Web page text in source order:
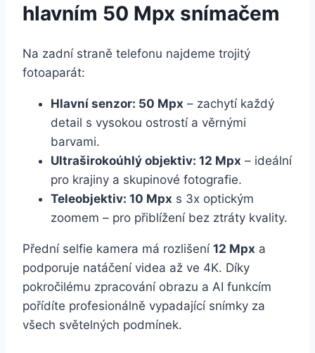
hlavním 50 Mpx snímačem
Na zadní straně telefonu najdeme trojitý
fotoaparát:
Hlavní senzor: 50 Mpx – zachytí každý
detail s vysokou ostrostí a věrnými
barvami.
Ultraširokoúhlý objektiv: 12 Mpx – ideální
pro krajiny a skupinové fotografie.
Teleobjektiv: 10 Mpx s 3x optickým
zoomem – pro přiblížení bez ztráty kvality.
Přední selfie kamera má rozlišení 12 Mpx a
podporuje natáčení videa až ve 4K. Díky
pokročilému zpracování obrazu a AI funkcím
pořídíte profesionálně vypadající snímky za
všech světelných podmínek.